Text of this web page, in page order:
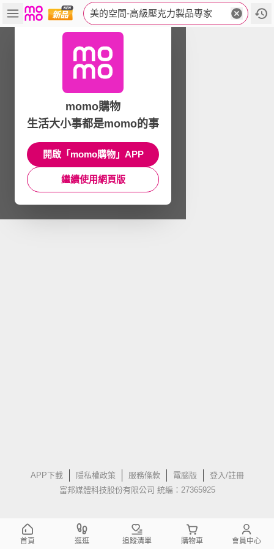
美的空間-高級壓克力製品專家
APP下載 隱私權政策 服務條款 電腦版
登入/註冊
富邦媒體科技股份有限公司 統編：27365925
momo購物
生活大小事都是momo的事
開啟「momo購物」APP
繼續使用網頁版
首頁 逛逛 追蹤清單 購物車 會員中心